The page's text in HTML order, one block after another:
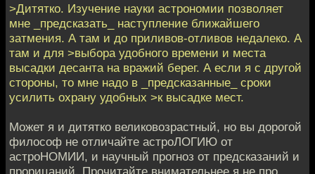
>Дитятко. Изучение науки астрономии позволяет
мне _предсказать_ наступление ближайшего
затмения. А там и до приливов-отливов недалеко. А
там и для >выбора удобного времени и места
высадки десанта на вражий берег. А если я с другой
стороны, то мне надо в _предсказанные_ сроки
усилить охрану удобных >к высадке мест.
Может я и дитятко великовозрастный, но вы дорогой
философ не отличайте астроЛОГИЮ от
астроНОМИИ, и научный прогноз от предсказаний и
прорицаний. Прочитайте внимательнее я не про